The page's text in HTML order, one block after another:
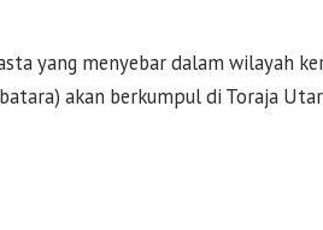
yang menyebar dalam wilayah
akan berkumpul di Toraja